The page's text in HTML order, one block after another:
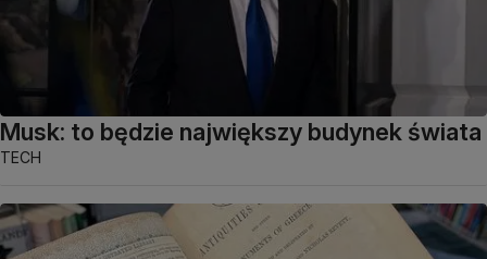
Musk: to będzie największy budynek świata
TECH